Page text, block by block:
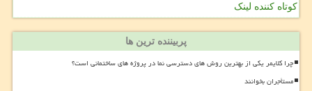
کوتاه کننده لینک
پربیننده ترین ها
چرا کلایمر یکی از بهترین روش های دسترسی نما در پروژه های ساختمانی است؟
مستأجران بخوانند